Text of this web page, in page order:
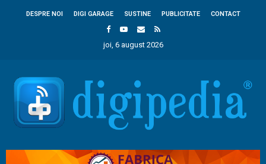
DESPRE NOI DIGI GARAGE SUSTINE PUBLICITATE CONTACT
joi, 6 august 2026